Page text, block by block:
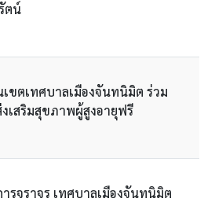
ตน์
ขตเทศบาลเมืองจันทนิมิต ร่วม
งเสริมสุขภาพผู้สูงอายุฟรี
ารจราจร เทศบาลเมืองจันทนิมิต